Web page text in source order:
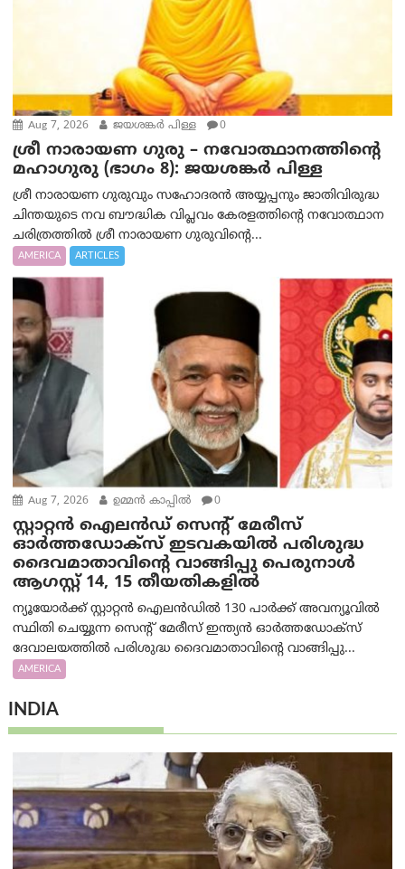
Aug 7, 2026 ജയശങ്കര്‍ പിള്ള 0
ശ്രീ നാരായണ ഗുരു – നവോത്ഥാനത്തിന്റെ
മഹാഗുരു (ഭാഗം 8): ജയശങ്കര്‍ പിള്ള
ശ്രീ നാരായണ ഗുരുവും സഹോദരൻ അയ്യപ്പനും ജാതിവിരുദ്ധ
ചിന്തയുടെ നവ ബൗദ്ധിക വിപ്ലവം കേരളത്തിന്റെ നവോത്ഥാന
ചരിത്രത്തിൽ ശ്രീ നാരായണ ഗുരുവിന്റെ...
AMERICA ARTICLES
Aug 7, 2026 ഉമ്മന്‍ കാപ്പില്‍ 0
സ്റ്റാറ്റൻ ഐലൻഡ് സെന്റ് മേരീസ്
ഓർത്തഡോക്സ് ഇടവകയിൽ പരിശുദ്ധ
ദൈവമാതാവിന്റെ വാങ്ങിപ്പു പെരുനാൾ
ആഗസ്റ്റ് 14, 15 തീയതികളിൽ
ന്യൂയോർക്ക് സ്റ്റാറ്റൻ ഐലൻഡിൽ 130 പാർക്ക് അവന്യൂവിൽ
സ്ഥിതി ചെയ്യുന്ന സെന്റ് മേരീസ് ഇന്ത്യൻ ഓർത്തഡോക്സ്
ദേവാലയത്തിൽ പരിശുദ്ധ ദൈവമാതാവിന്റെ വാങ്ങിപ്പു...
AMERICA
INDIA